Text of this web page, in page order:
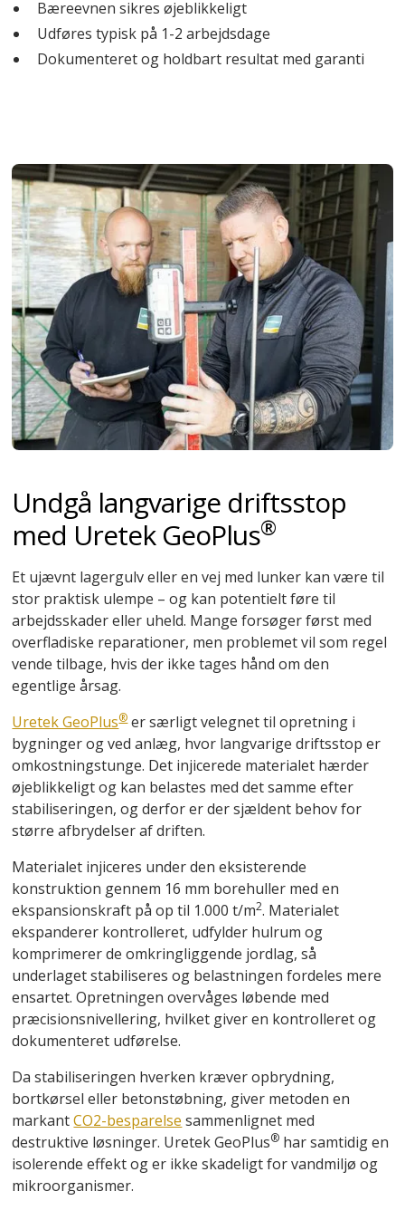
Bæreevnen sikres øjeblikkeligt
Udføres typisk på 1-2 arbejdsdage
Dokumenteret og holdbart resultat med garanti
Undgå langvarige driftsstop
med Uretek GeoPlus®
Et ujævnt lagergulv eller en vej med lunker kan være til
stor praktisk ulempe – og kan potentielt føre til
arbejdsskader eller uheld. Mange forsøger først med
overfladiske reparationer, men problemet vil som regel
vende tilbage, hvis der ikke tages hånd om den
egentlige årsag.
Uretek GeoPlus®er særligt velegnet til opretning i
bygninger og ved anlæg, hvor langvarige driftsstop er
omkostningstunge. Det injicerede materialet hærder
øjeblikkeligt og kan belastes med det samme efter
stabiliseringen, og derfor er der sjældent behov for
større afbrydelser af driften.
Materialet injiceres under den eksisterende
konstruktion gennem 16 mm borehuller med en
ekspansionskraft på op til 1.000 t/m2. Materialet
ekspanderer kontrolleret, udfylder hulrum og
komprimerer de omkringliggende jordlag, så
underlaget stabiliseres og belastningen fordeles mere
ensartet. Opretningen overvåges løbende med
præcisionsnivellering, hvilket giver en kontrolleret og
dokumenteret udførelse.
Da stabiliseringen hverken kræver opbrydning,
bortkørsel eller betonstøbning, giver metoden en
markantCO2-besparelse sammenlignet med
destruktive løsninger. Uretek GeoPlus® har samtidig en
isolerende effekt og er ikke skadeligt for vandmiljø og
mikroorganismer.